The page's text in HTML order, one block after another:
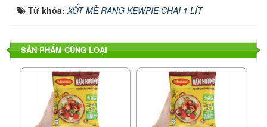
Từ khóa: XỐT MÈ RANG KEWPIE CHAI 1 LÍT
SẢN PHẨM CÙNG LOẠI